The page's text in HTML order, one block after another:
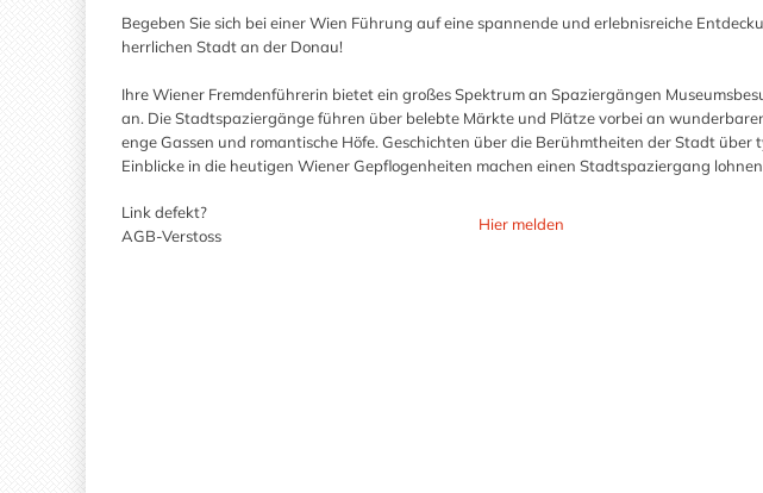
Begeben Sie sich bei einer Wien Führung auf eine spannende und erlebnisreiche
herrlichen Stadt an der Donau!
Ihre Wiener Fremdenführerin bietet ein großes Spektrum an Spaziergängen
an. Die Stadtspaziergänge führen über belebte Märkte und Plätze vorbei an
enge Gassen und romantische Höfe. Geschichten über die Berühmtheiten der Stadt über
Einblicke in die heutigen Wiener Gepflogenheiten machen einen Stadtspaziergang
Link defekt?
AGB-Verstoss
Hier melden